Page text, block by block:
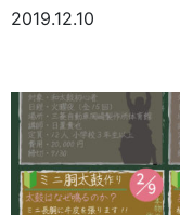
2019.12.10